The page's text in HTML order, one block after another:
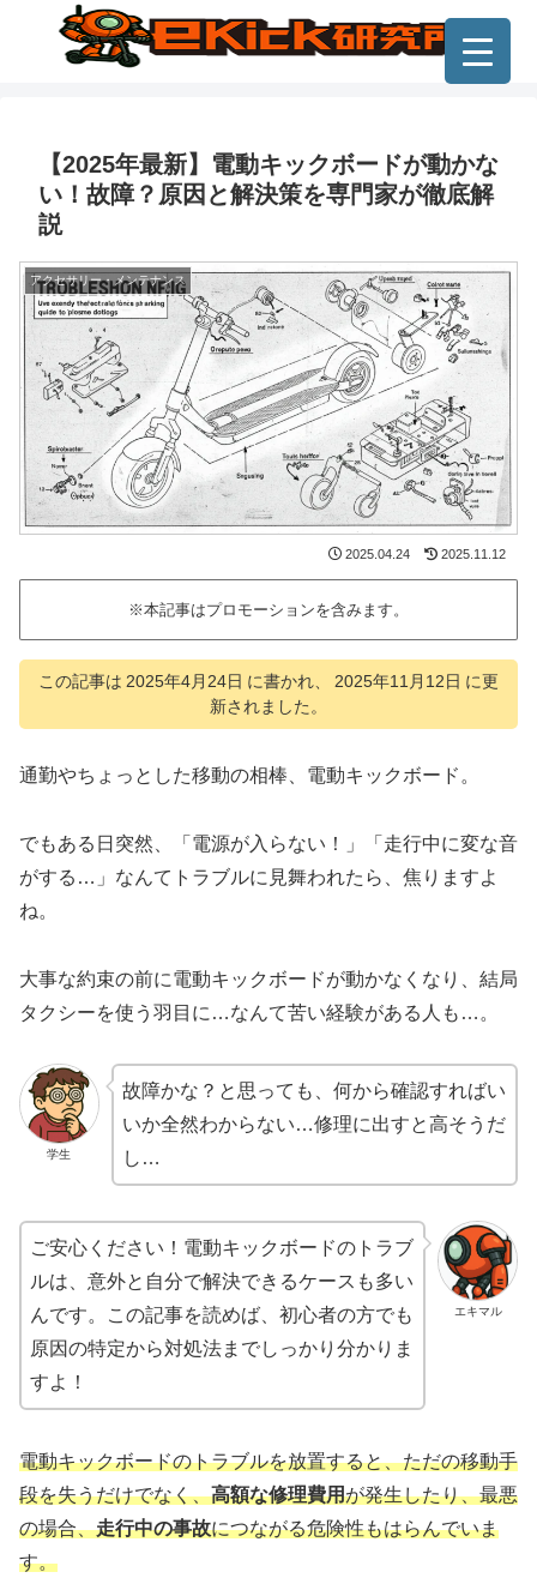
【2025年最新】電動キックボードが動かな
い！故障？原因と解決策を専門家が徹底解
説
アクセサリー・メンテナンス
2025.04.24 2025.11.12
※本記事はプロモーションを含みます。
この記事は 2025年4月24日 に書かれ、 2025年11月12日 に更
新されました。
通勤やちょっとした移動の相棒、電動キックボード。
でもある日突然、「電源が入らない！」「走行中に変な音
がする…」なんてトラブルに見舞われたら、焦りますよ
ね。
大事な約束の前に電動キックボードが動かなくなり、結局
タクシーを使う羽目に…なんて苦い経験がある人も…。
学生
故障かな？と思っても、何から確認すればい
いか全然わからない…修理に出すと高そうだ
し…
エキマル
ご安心ください！電動キックボードのトラブ
ルは、意外と自分で解決できるケースも多い
んです。この記事を読めば、初心者の方でも
原因の特定から対処法までしっかり分かりま
すよ！
電動キックボードのトラブルを放置すると、ただの移動手
段を失うだけでなく、高額な修理費用が発生したり、最悪
の場合、走行中の事故につながる危険性もはらんでいま
す。